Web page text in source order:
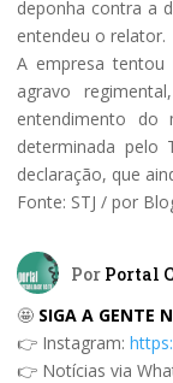
deponha contra a
entendeu o relator.
A empresa
agravo
entendimento do
determinada pelo
declaração, que
Fonte: STJ / por
Por Portal
🤩 SIGA A GENTE
👉 Instagram:
👉 Notícias via